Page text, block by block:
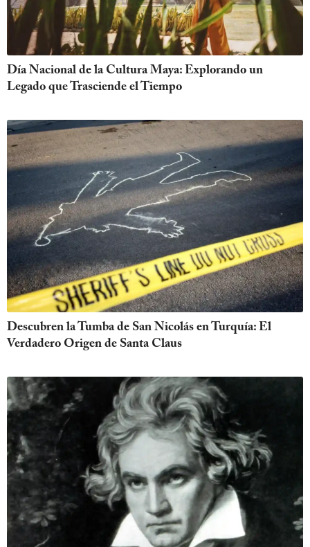
Día Nacional de la Cultura Maya: Explorando un
Legado que Trasciende el Tiempo
Descubren la Tumba de San Nicolás en Turquía: El
Verdadero Origen de Santa Claus